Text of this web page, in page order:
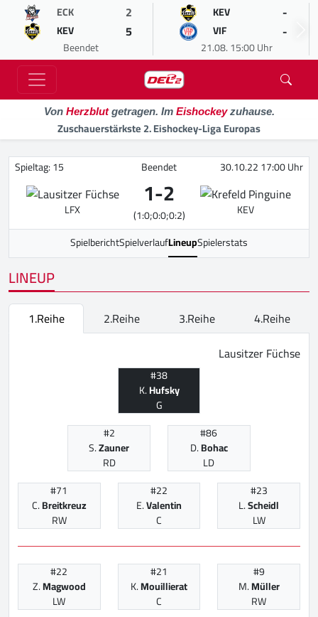
ECK 2
KEV 5
Beendet
KEV -
VIF -
21.08. 15:00 Uhr
Von Herzblutgetragen. Im Eishockeyzuhause.
Zuschauerstärkste 2. Eishockey-Liga Europas
Spieltag: 15 Beendet 30.10.22 17:00 Uhr
LFX 1-2
(1:0;0:0;0:2)
KEV
SpielberichtSpielverlaufLineupSpielerstats
LINEUP
1.Reihe 2.Reihe 3.Reihe
4.Reihe
Lausitzer Füchse
#38
K.Hufsky
G
#2
S.Zauner
RD
#86
D.Bohac
LD
#71
C.Breitkreuz
RW
#22
E.Valentin
C
#23
L.Scheidl
LW
#22
Z.Magwood
LW
#21
K.Mouillierat
C
#9
M.Müller
RW